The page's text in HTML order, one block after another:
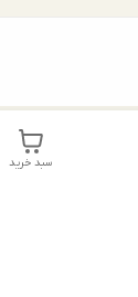
سبد خرید